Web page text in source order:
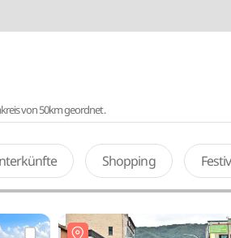
von 50km geordnet.
Shopping